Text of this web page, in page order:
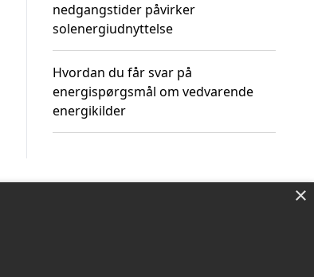
nedgangstider påvirker
solenergiudnyttelse
Hvordan du får svar på
energispørgsmål om vedvarende
energikilder
×